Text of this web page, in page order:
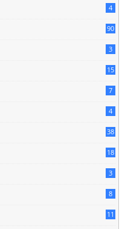
4
90
3
15
7
4
38
18
3
8
11